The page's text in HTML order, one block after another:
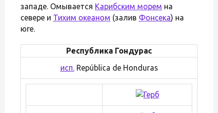
западе. Омывается Карибским морем на
севере и Тихим океаном (залив Фонсека) на
юге.
Республика Гондурас
исп.República de Honduras